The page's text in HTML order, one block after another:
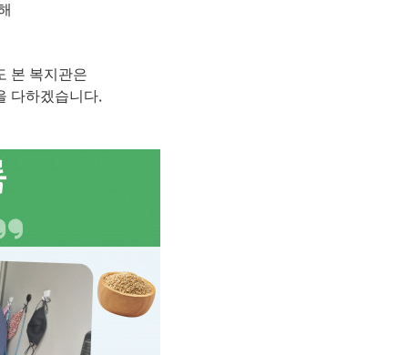
본 복지관은
다하겠습니다.